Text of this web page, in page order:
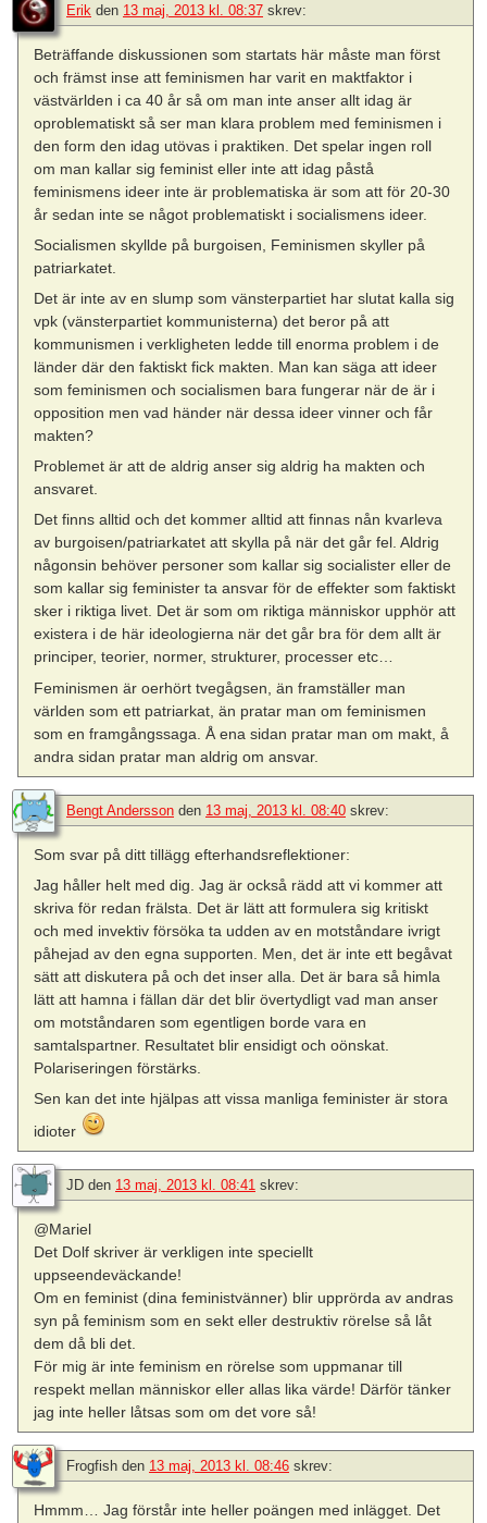
Erik den 13 maj, 2013 kl. 08:37 skrev:
Beträffande diskussionen som startats här måste man först
och främst inse att feminismen har varit en maktfaktor i
västvärlden i ca 40 år så om man inte anser allt idag är
oproblematiskt så ser man klara problem med feminismen i
den form den idag utövas i praktiken. Det spelar ingen roll
om man kallar sig feminist eller inte att idag påstå
feminismens ideer inte är problematiska är som att för 20-30
år sedan inte se något problematiskt i socialismens ideer.
Socialismen skyllde på burgoisen, Feminismen skyller på
patriarkatet.
Det är inte av en slump som vänsterpartiet har slutat kalla sig
vpk (vänsterpartiet kommunisterna) det beror på att
kommunismen i verkligheten ledde till enorma problem i de
länder där den faktiskt fick makten. Man kan säga att ideer
som feminismen och socialismen bara fungerar när de är i
opposition men vad händer när dessa ideer vinner och får
makten?
Problemet är att de aldrig anser sig aldrig ha makten och
ansvaret.
Det finns alltid och det kommer alltid att finnas nån kvarleva
av burgoisen/patriarkatet att skylla på när det går fel. Aldrig
någonsin behöver personer som kallar sig socialister eller de
som kallar sig feminister ta ansvar för de effekter som faktiskt
sker i riktiga livet. Det är som om riktiga människor upphör att
existera i de här ideologierna när det går bra för dem allt är
principer, teorier, normer, strukturer, processer etc…
Feminismen är oerhört tvegågsen, än framställer man
världen som ett patriarkat, än pratar man om feminismen
som en framgångssaga. Å ena sidan pratar man om makt, å
andra sidan pratar man aldrig om ansvar.
Bengt Andersson den 13 maj, 2013 kl. 08:40 skrev:
Som svar på ditt tillägg efterhandsreflektioner:
Jag håller helt med dig. Jag är också rädd att vi kommer att
skriva för redan frälsta. Det är lätt att formulera sig kritiskt
och med invektiv försöka ta udden av en motståndare ivrigt
påhejad av den egna supporten. Men, det är inte ett begåvat
sätt att diskutera på och det inser alla. Det är bara så himla
lätt att hamna i fällan där det blir övertydligt vad man anser
om motståndaren som egentligen borde vara en
samtalspartner. Resultatet blir ensidigt och oönskat.
Polariseringen förstärks.
Sen kan det inte hjälpas att vissa manliga feminister är stora
idioter
JD den 13 maj, 2013 kl. 08:41 skrev:
@Mariel
Det Dolf skriver är verkligen inte speciellt
uppseendeväckande!
Om en feminist (dina feministvänner) blir upprörda av andras
syn på feminism som en sekt eller destruktiv rörelse så låt
dem då bli det.
För mig är inte feminism en rörelse som uppmanar till
respekt mellan människor eller allas lika värde! Därför tänker
jag inte heller låtsas som om det vore så!
Frogfish den 13 maj, 2013 kl. 08:46 skrev:
Hmmm… Jag förstår inte heller poängen med inlägget. Det